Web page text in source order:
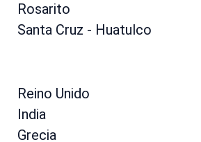
Rosarito
Santa Cruz - Huatulco
Reino Unido
India
Grecia